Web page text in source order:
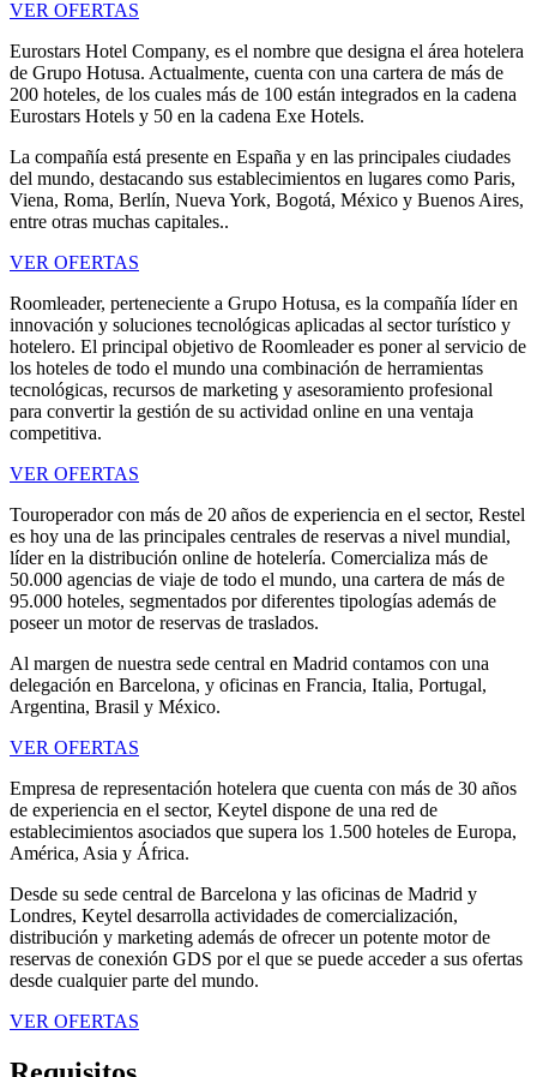
VER OFERTAS
Eurostars Hotel Company, es el nombre que designa el área hotelera
de Grupo Hotusa. Actualmente, cuenta con una cartera de más de
200 hoteles, de los cuales más de 100 están integrados en la cadena
Eurostars Hotels y 50 en la cadena Exe Hotels.
La compañía está presente en España y en las principales ciudades
del mundo, destacando sus establecimientos en lugares como Paris,
Viena, Roma, Berlín, Nueva York, Bogotá, México y Buenos Aires,
entre otras muchas capitales..
VER OFERTAS
Roomleader, perteneciente a Grupo Hotusa, es la compañía líder en
innovación y soluciones tecnológicas aplicadas al sector turístico y
hotelero. El principal objetivo de Roomleader es poner al servicio de
los hoteles de todo el mundo una combinación de herramientas
tecnológicas, recursos de marketing y asesoramiento profesional
para convertir la gestión de su actividad online en una ventaja
competitiva.
VER OFERTAS
Touroperador con más de 20 años de experiencia en el sector, Restel
es hoy una de las principales centrales de reservas a nivel mundial,
líder en la distribución online de hotelería. Comercializa más de
50.000 agencias de viaje de todo el mundo, una cartera de más de
95.000 hoteles, segmentados por diferentes tipologías además de
poseer un motor de reservas de traslados.
Al margen de nuestra sede central en Madrid contamos con una
delegación en Barcelona, y oficinas en Francia, Italia, Portugal,
Argentina, Brasil y México.
VER OFERTAS
Empresa de representación hotelera que cuenta con más de 30 años
de experiencia en el sector, Keytel dispone de una red de
establecimientos asociados que supera los 1.500 hoteles de Europa,
América, Asia y África.
Desde su sede central de Barcelona y las oficinas de Madrid y
Londres, Keytel desarrolla actividades de comercialización,
distribución y marketing además de ofrecer un potente motor de
reservas de conexión GDS por el que se puede acceder a sus ofertas
desde cualquier parte del mundo.
VER OFERTAS